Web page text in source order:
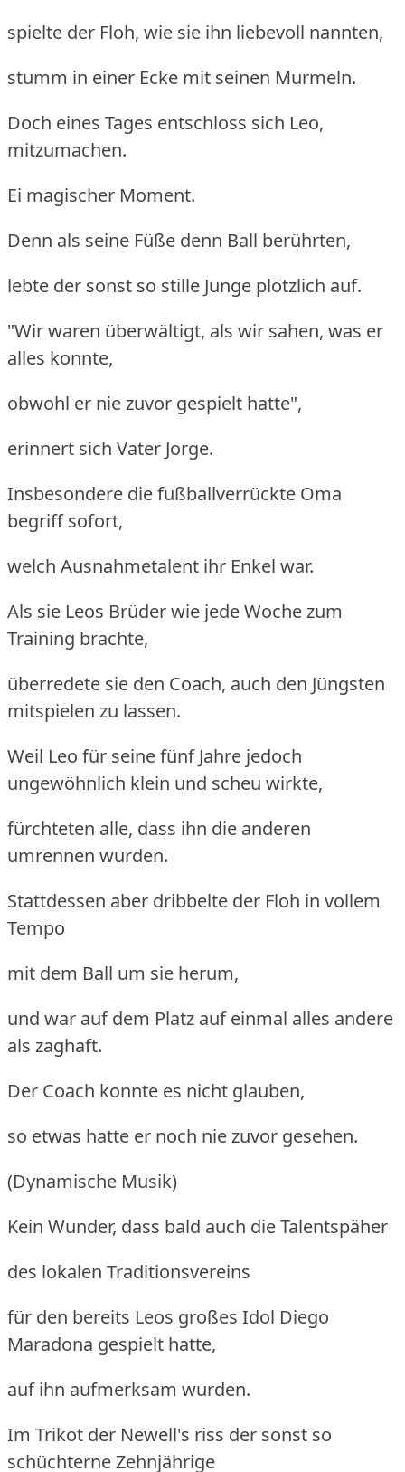
spielte der Floh, wie sie ihn liebevoll nannten,
stumm in einer Ecke mit seinen Murmeln.
Doch eines Tages entschloss sich Leo,
mitzumachen.
Ei magischer Moment.
Denn als seine Füße denn Ball berührten,
lebte der sonst so stille Junge plötzlich auf.
"Wir waren überwältigt, als wir sahen, was er
alles konnte,
obwohl er nie zuvor gespielt hatte",
erinnert sich Vater Jorge.
Insbesondere die fußballverrückte Oma
begriff sofort,
welch Ausnahmetalent ihr Enkel war.
Als sie Leos Brüder wie jede Woche zum
Training brachte,
überredete sie den Coach, auch den Jüngsten
mitspielen zu lassen.
Weil Leo für seine fünf Jahre jedoch
ungewöhnlich klein und scheu wirkte,
fürchteten alle, dass ihn die anderen
umrennen würden.
Stattdessen aber dribbelte der Floh in vollem
Tempo
mit dem Ball um sie herum,
und war auf dem Platz auf einmal alles andere
als zaghaft.
Der Coach konnte es nicht glauben,
so etwas hatte er noch nie zuvor gesehen.
(Dynamische Musik)
Kein Wunder, dass bald auch die Talentspäher
des lokalen Traditionsvereins
für den bereits Leos großes Idol Diego
Maradona gespielt hatte,
auf ihn aufmerksam wurden.
Im Trikot der Newell's riss der sonst so
schüchterne Zehnjährige